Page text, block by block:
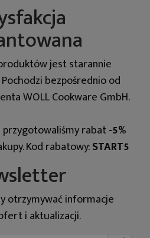
jest starannie
bezpośrednio od
WOLL Cookware GmbH.
przygotowaliśmy rabat-5%
Kod rabatowy:START5
otrzymywać informacje
i aktualizacji.